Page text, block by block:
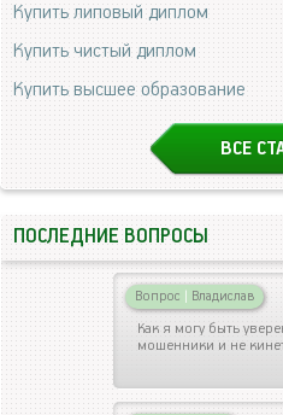
Купить липовый диплом
Купить чистый диплом
Купить высшее образование
ВСЕ
ПОСЛЕДНИЕ ВОПРОСЫ
Вопрос Владислав
Как я могу быть
мошенники и не